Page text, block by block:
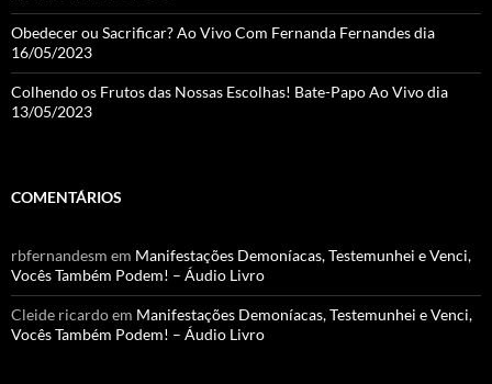
Obedecer ou Sacrificar? Ao Vivo Com Fernanda Fernandes dia
16/05/2023
Colhendo os Frutos das Nossas Escolhas! Bate-Papo Ao Vivo dia
13/05/2023
COMENTÁRIOS
rbfernandesm em Manifestações Demoníacas, Testemunhei e Venci,
Vocês Também Podem! – Áudio Livro
Cleide ricardoem Manifestações Demoníacas, Testemunhei e Venci,
Vocês Também Podem! – Áudio Livro